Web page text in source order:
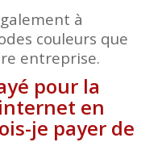
à
couleurs que
entreprise.
pour la
en
je payer de